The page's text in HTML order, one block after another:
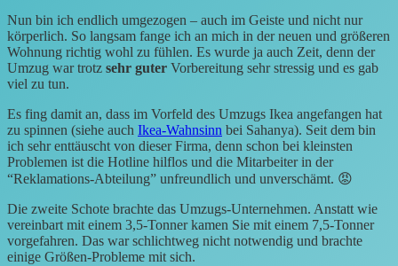
Nun bin ich endlich umgezogen – auch im Geiste und nicht nur
körperlich. So langsam fange ich an mich in der neuen und größeren
Wohnung richtig wohl zu fühlen. Es wurde ja auch Zeit, denn der
Umzug war trotz sehr guter Vorbereitung sehr stressig und es gab
viel zu tun.
Es fing damit an, dass im Vorfeld des Umzugs Ikea angefangen hat
zu spinnen (siehe auch Ikea-Wahnsinn bei Sahanya). Seit dem bin
ich sehr enttäuscht von dieser Firma, denn schon bei kleinsten
Problemen ist die Hotline hilflos und die Mitarbeiter in der
“Reklamations-Abteilung” unfreundlich und unverschämt. 😡
Die zweite Schote brachte das Umzugs-Unternehmen. Anstatt wie
vereinbart mit einem 3,5-Tonner kamen Sie mit einem 7,5-Tonner
vorgefahren. Das war schlichtweg nicht notwendig und brachte
einige Größen-Probleme mit sich.